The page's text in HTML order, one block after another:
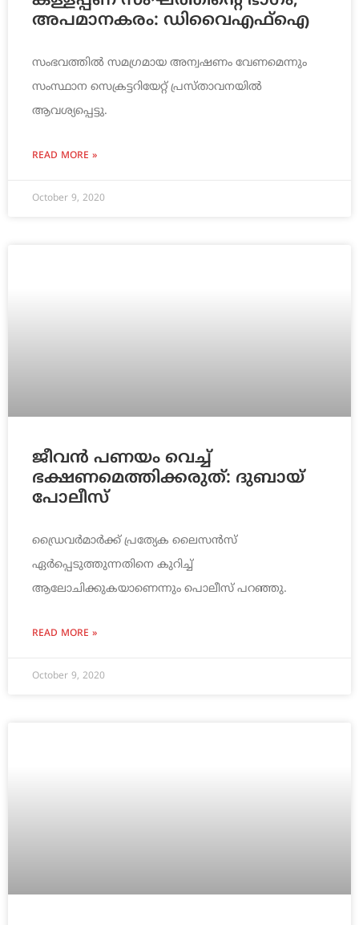
അപമാനകരം: ഡിവൈഎഫ്ഐ
സംഭവത്തിൽ സമഗ്രമായ അന്വഷണം വേണമെന്നും
സംസ്ഥാന സെക്രട്ടറിയേറ്റ് പ്രസ്താവനയിൽ
ആവശ്യപ്പെട്ടു.
READ MORE »
October 9, 2020
ജീവന്‍ പണയം വെച്ച്
ഭക്ഷണമെത്തിക്കരുത്: ദുബായ്
പോലീസ്
ഡ്രൈവര്‍മാര്‍ക്ക് പ്രത്യേക ലൈസന്‍സ്
ഏര്‍പ്പെടുത്തുന്നതിനെ കുറിച്ച്
ആലോചിക്കുകയാണെന്നും പൊലീസ് പറഞ്ഞു.
READ MORE »
October 9, 2020